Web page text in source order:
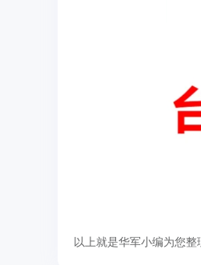
以上就是华军小编为您